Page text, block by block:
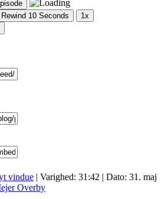
Rewind 10 Seconds
1x
vindue | Varighed: 31:42 | Dato: 31. maj
Overby